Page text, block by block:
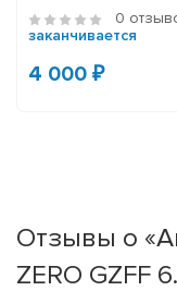
0
заканчивается
4 000 ₽
Отзывы о
ZERO GZFF